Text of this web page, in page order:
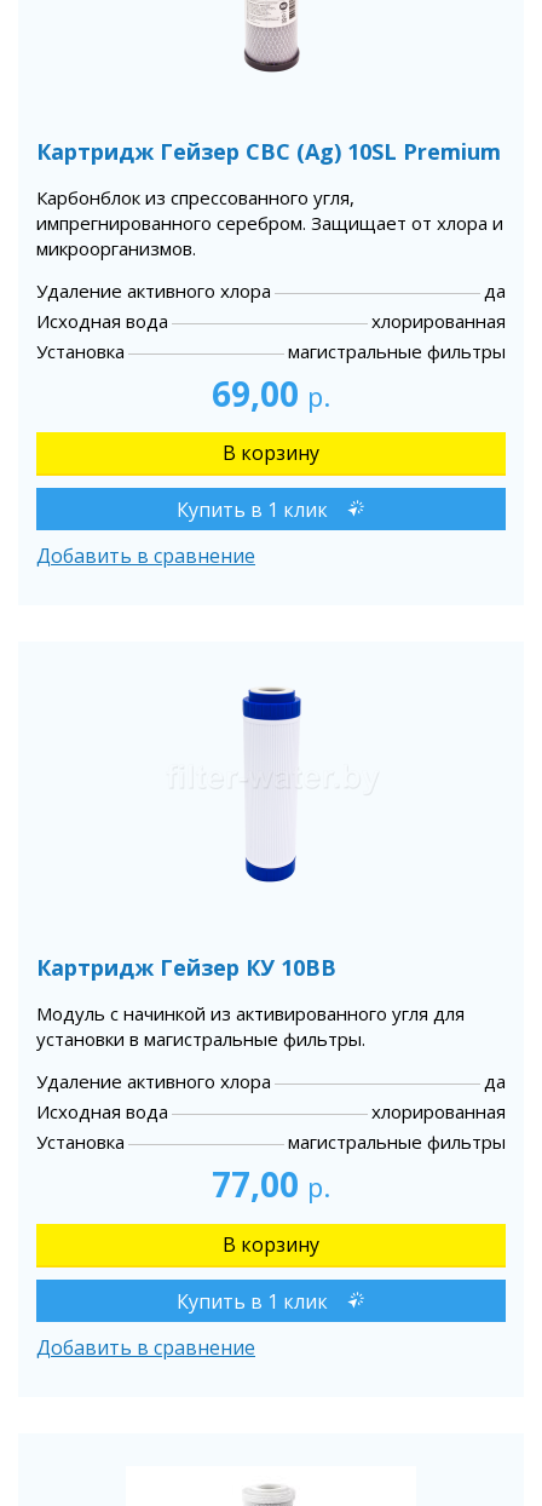
Картридж Гейзер СВС (Ag) 10SL Premium
Карбонблок из спрессованного угля,
импрегнированного серебром. Защищает от хлора и
микроорганизмов.
Удаление активного хлора
да
Исходная вода
хлорированная
Установка
магистральные фильтры
69,00 р.
Купить в 1 клик
Добавить в сравнение
Картридж Гейзер КУ 10BB
Модуль с начинкой из активированного угля для
установки в магистральные фильтры.
Удаление активного хлора
да
Исходная вода
хлорированная
Установка
магистральные фильтры
77,00 р.
Купить в 1 клик
Добавить в сравнение